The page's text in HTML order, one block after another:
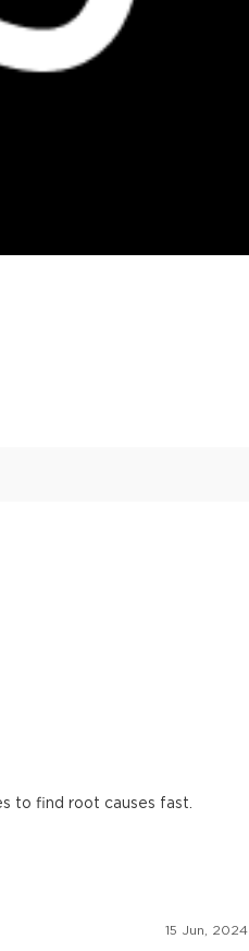
to find root causes fast.
15 Jun, 2024